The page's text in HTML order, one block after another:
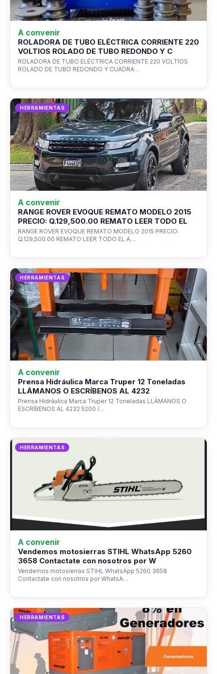
A convenir
ROLADORA DE TUBO ELÉCTRICA CORRIENTE 220
VOLTIOS ROLADO DE TUBO REDONDO Y C
ROLADORA DE TUBO ELÉCTRICA CORRIENTE 220 VOLTIOS
ROLADO DE TUBO REDONDO Y CUADRA…
HERRAMIENTAS
A convenir
RANGE ROVER EVOQUE REMATO MODELO 2015
PRECIO: Q.129,500.00 REMATO LEER TODO EL
RANGE ROVER EVOQUE REMATO MODELO 2015 PRECIO:
Q.129,500.00 REMATO LEER TODO EL A…
HERRAMIENTAS
A convenir
Prensa Hidráulica Marca Truper 12 Toneladas
LLÁMANOS O ESCRÍBENOS AL 4232
Prensa Hidráulica Marca Truper 12 Toneladas LLÁMANOS O
ESCRÍBENOS AL 4232 5200 /…
HERRAMIENTAS
A convenir
Vendemos motosierras STIHL WhatsApp 5260
3658 Contactate con nosotros por W
Vendemos motosierras STIHL WhatsApp 5260 3658
Contactate con nosotros por WhatsA…
HERRAMIENTAS